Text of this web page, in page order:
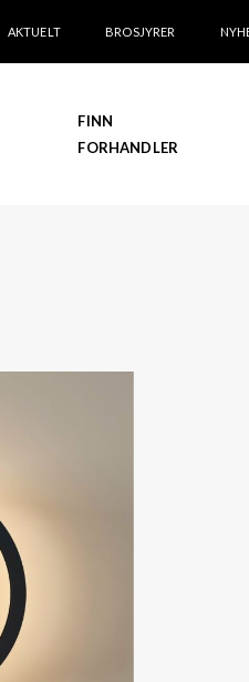
AKTUELT BROSJYRER
FINN
FORHANDLER